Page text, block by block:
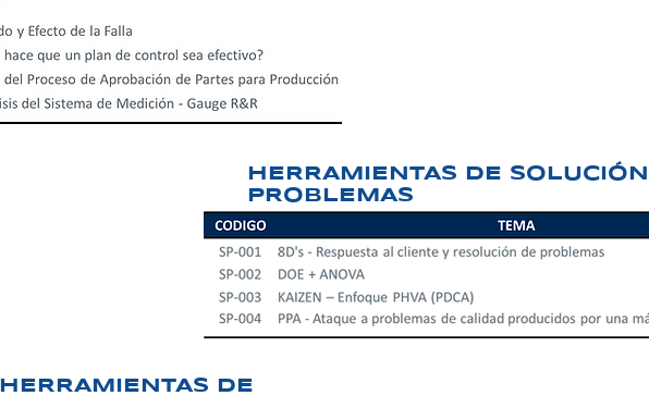
HERRAMIENTAS DE
PROBLEMAS
DE